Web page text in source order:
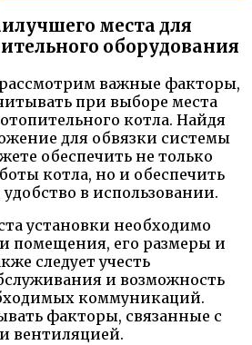
места для
оборудования
важные факторы,
при выборе места
котла. Найдя
для обвязки системы
обеспечить не только
котла, но и обеспечить
удобство в использовании.
установки необходимо
помещения, его размеры и
следует учесть
и возможность
коммуникаций.
факторы, связанные с
вентиляцией.